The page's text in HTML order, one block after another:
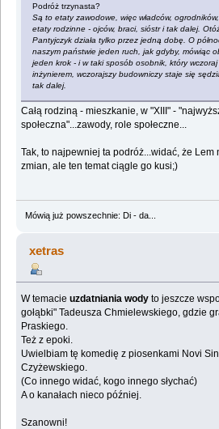
Podróż trzynasta?
Są to etaty zawodowe, więc władców,
etaty rodzinne - ojców, braci, sióstr i tak dalej.
Pantyjczyk działa tylko przez jedną dobę. O
naszym państwie jeden ruch, jak gdyby, mówiąc
jeden krok - i w taki sposób osobnik, który
inżynierem, wczorajszy budowniczy staje się
tak dalej.
Całą rodziną - mieszkanie, w "XIII" -
społeczna"...zawody, role społeczne...
Tak, to najpewniej ta podróż...widać, że Lem
zmian, ale ten temat ciągle go kusi;)
Mówią już powszechnie: Di - da...
xetras
W temacieuzdatniania wody to jeszcze
gołąbki" Tadeusza Chmielewskiego, gdzie
Praskiego.
Też z epoki.
Uwielbiam tę komedię z piosenkami Novi
Czyżewskiego.
(Co innego widać, kogo innego słychać)
A o kanałach nieco później.
Szanowni!